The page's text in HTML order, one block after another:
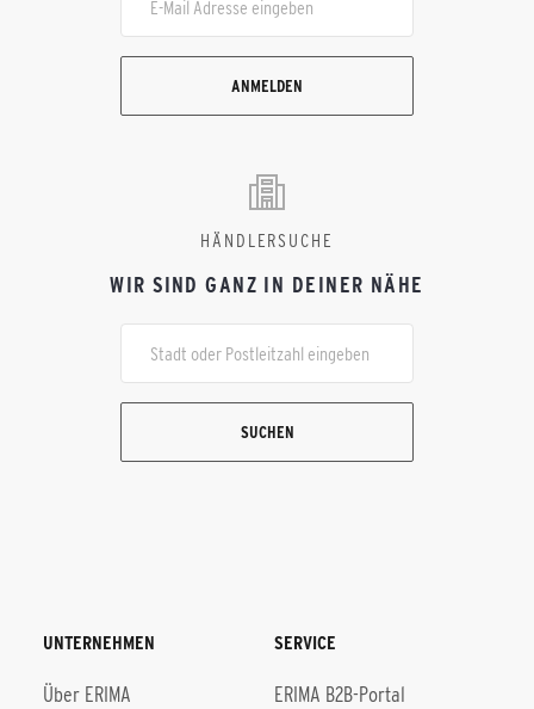
ANMELDEN
HÄNDLERSUCHE
WIR SIND GANZ IN DEINER NÄHE
SUCHEN
UNTERNEHMEN
Über ERIMA
SERVICE
ERIMA B2B-Portal